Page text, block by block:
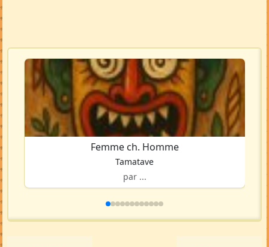
Femme ch. Homme
Tamatave
par ...